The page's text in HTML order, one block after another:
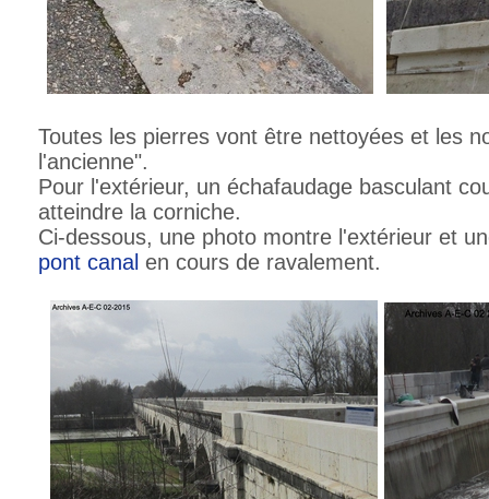
Toutes les pierres vont être nettoyées et les
l'ancienne".
Pour l'extérieur, un échafaudage basculant
atteindre la corniche.
Ci-dessous, une photo montre l'extérieur et
pont canal en cours de ravalement.